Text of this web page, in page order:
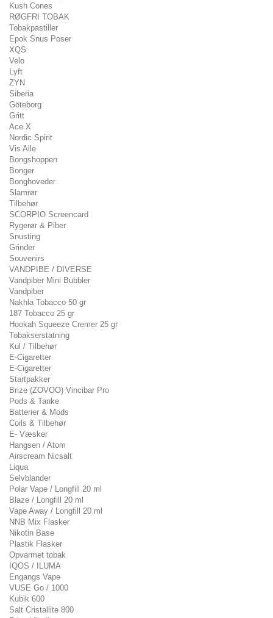
Kush Cones
RØGFRI TOBAK
Tobakpastiller
Epok Snus Poser
XQS
Velo
Lyft
ZYN
Siberia
Göteborg
Gritt
Ace X
Nordic Spirit
Vis Alle
Bongshoppen
Bonger
Bonghoveder
Slamrør
Tilbehør
SCORPIO Screencard
Rygerør & Piber
Snusting
Grinder
Souvenirs
VANDPIBE / DIVERSE
Vandpiber Mini Bubbler
Vandpiber
Nakhla Tobacco 50 gr
187 Tobacco 25 gr
Hookah Squeeze Cremer 25 gr
Tobakserstatning
Kul / Tilbehør
E-Cigaretter
E-Cigaretter
Startpakker
Brize (ZOVOO) Vincibar Pro
Pods & Tanke
Batterier & Mods
Coils & Tilbehør
E- Væsker
Hangsen / Atom
Airscream Nicsalt
Liqua
Selvblander
Polar Vape / Longfill 20 ml
Blaze / Longfill 20 ml
Vape Away / Longfill 20 ml
NNB Mix Flasker
Nikotin Base
Plastik Flasker
Opvarmet tobak
IQOS / ILUMA
Engangs Vape
VUSE Go / 1000
Kubik 600
Salt Cristallite 800